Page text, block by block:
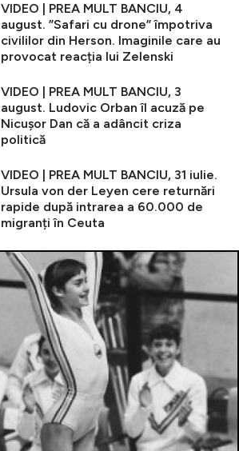
VIDEO | PREA MULT BANCIU, 4
august. ”Safari cu drone” împotriva
civililor din Herson. Imaginile care au
provocat reacția lui Zelenski
VIDEO | PREA MULT BANCIU, 3
august. Ludovic Orban îl acuză pe
Nicușor Dan că a adâncit criza
politică
VIDEO | PREA MULT BANCIU, 31 iulie.
Ursula von der Leyen cere returnări
rapide după intrarea a 60.000 de
migranți în Ceuta